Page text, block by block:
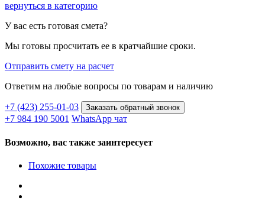
вернуться в категорию
У вас есть готовая смета?
Мы готовы просчитать ее в кратчайшие сроки.
Отправить смету на расчет
Ответим на любые вопросы по товарам и наличию
+7 (423) 255-01-03 Заказать обратный звонок
+7 984 190 5001 WhatsApp чат
Возможно, вас также заинтересует
Похожие товары